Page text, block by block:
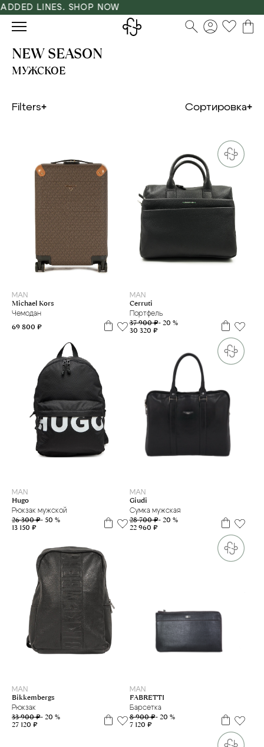
LINES. SHOP NOW
NEW SEASON
МУЖСКОЕ
Filters Сортировка
MAN
Michael Kors
Чемодан
69 800 ₽
MAN
Cerruti
Портфель
37 900 ₽- 20 %
30 320 ₽
MAN
Hugo
Рюкзак мужской
26 300 ₽- 50 %
13 150 ₽
MAN
Giudi
Сумка мужская
28 700 ₽- 20 %
22 960 ₽
MAN
Bikkembergs
Рюкзак
33 900 ₽- 20 %
27 120 ₽
MAN
FABRETTI
Барсетка
8 900 ₽- 20 %
7 120 ₽